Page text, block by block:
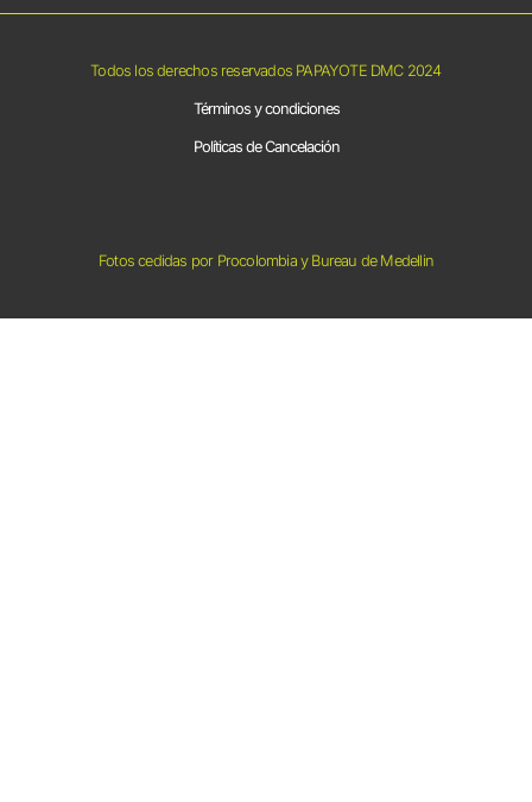
Todos los derechos reservados PAPAYOTE DMC 2024
Términos y condiciones
Políticas de Cancelación
Fotos cedidas por Procolombia y Bureau de Medellin